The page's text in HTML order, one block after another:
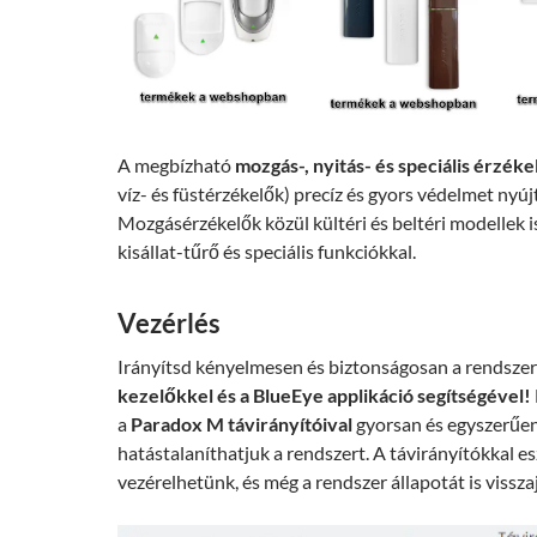
A megbízható mozgás-, nyitás- és speciális
víz- és füstérzékelők) precíz és gyors védelmet
Mozgásérzékelők közül kültéri és beltéri modellek
kisállat-tűrő és speciális funkciókkal.
Vezérlés
Irányítsd kényelmesen és biztonságosan a
kezelőkkelés a BlueEye applikáció segítségével!
a Paradox M távirányítóivalgyorsan és
hatástalaníthatjuk a rendszert. A távirányítókkal
vezérelhetünk, és még a rendszer állapotát is